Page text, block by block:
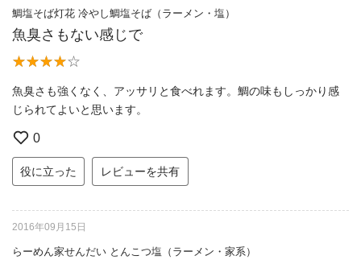
鯛塩そば灯花 冷やし鯛塩そば（ラーメン・塩）
魚臭さもない感じで
魚臭さも強くなく、アッサリと食べれます。鯛の味もしっかり感
じられてよいと思います。
0
役に立った レビューを共有
2016年09月15日
らーめん家せんだい とんこつ塩（ラーメン・家系）